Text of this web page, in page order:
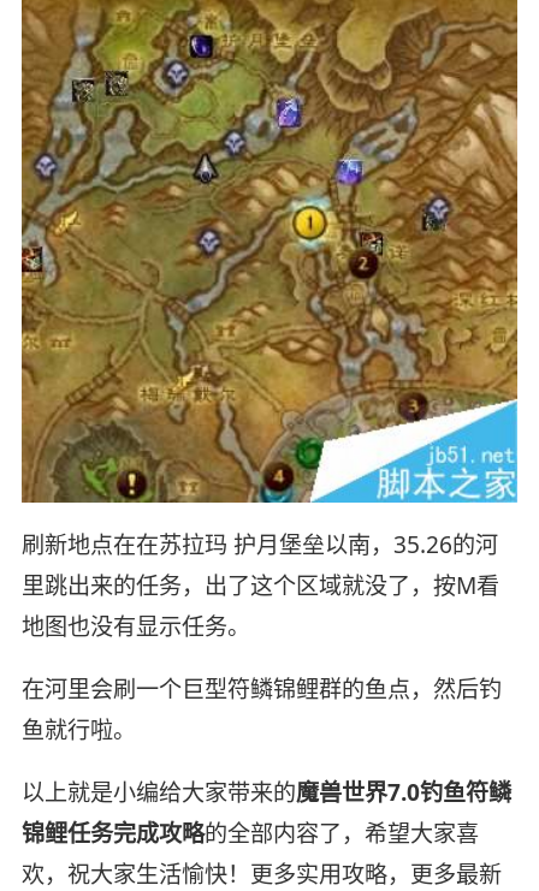
刷新地点在在苏拉玛 护月堡垒以南，35.26的河
里跳出来的任务，出了这个区域就没了，按M看
地图也没有显示任务。
在河里会刷一个巨型符鳞锦鲤群的鱼点，然后钓
鱼就行啦。
以上就是小编给大家带来的魔兽世界7.0钓鱼符鳞
锦鲤任务完成攻略的全部内容了，希望大家喜
欢，祝大家生活愉快！更多实用攻略，更多最新